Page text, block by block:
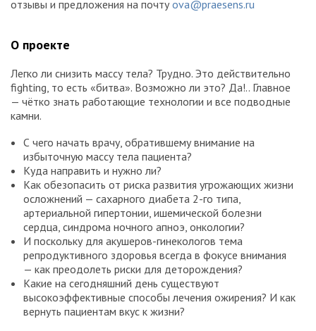
отзывы и предложения на почтуova@praesens.ru
О проекте
Легко ли снизить массу тела? Трудно. Это действительно
fighting, то есть «битва». Возможно ли это? Да!.. Главное
— чётко знать работающие технологии и все подводные
камни.
С чего начать врачу, обратившему внимание на
избыточную массу тела пациента?
Куда направить и нужно ли?
Как обезопасить от риска развития угрожающих жизни
осложнений — сахарного диабета 2-го типа,
артериальной гипертонии, ишемической болезни
сердца, синдрома ночного апноэ, онкологии?
И поскольку для акушеров-гинекологов тема
репродуктивного здоровья всегда в фокусе внимания
— как преодолеть риски для деторождения?
Какие на сегодняшний день существуют
высокоэффективные способы лечения ожирения? И как
вернуть пациентам вкус к жизни?